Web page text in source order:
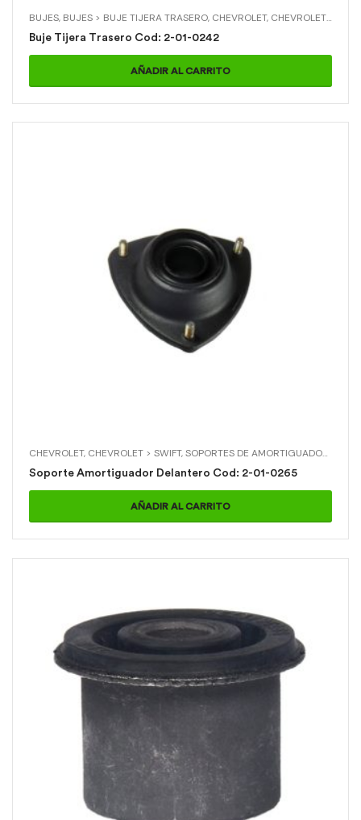
BUJES, BUJES > BUJE TIJERA TRASERO, CHEVROLET, CHEVROLET > CORSA
Buje Tijera Trasero Cod: 2-01-0242
AÑADIR AL CARRITO
CHEVROLET, CHEVROLET > SWIFT,SOPORTES DE AMORTIGUADOR
Soporte Amortiguador Delantero Cod: 2-01-0265
AÑADIR AL CARRITO